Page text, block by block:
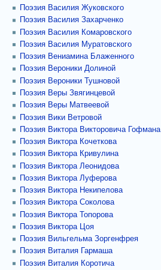
Поэзия Василия Жуковского
Поэзия Василия Захарченко
Поэзия Василия Комаровского
Поэзия Василия Муратовского
Поэзия Вениамина Блаженного
Поэзия Вероники Долиной
Поэзия Вероники Тушновой
Поэзия Веры Звягинцевой
Поэзия Веры Матвеевой
Поэзия Вики Ветровой
Поэзия Виктора Викторовича Гофмана
Поэзия Виктора Кочеткова
Поэзия Виктора Кривулина
Поэзия Виктора Леонидова
Поэзия Виктора Луферова
Поэзия Виктора Некипелова
Поэзия Виктора Соколова
Поэзия Виктора Топорова
Поэзия Виктора Цоя
Поэзия Вильгельма Зоргенфрея
Поэзия Виталия Гармаша
Поэзия Виталия Коротича